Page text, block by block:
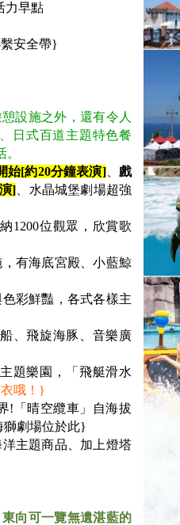
力早點
繫安全帶}
設施之外，還有令人
日式百道主題特色餐
始[約20分鐘表演]、 戲
] 、水晶城堡劇場超強
1200位觀眾，欣賞歌
有海底宮殿、小藍鯨
彩鮮豔，各式各樣主
、飛旋海豚、音樂廣
題樂園，「飛艇滑水
哦！}
!「晴空纜車」自海拔
獅劇場位於此}
主題商品、加上燈塔
向可一覽無遺湛藍的